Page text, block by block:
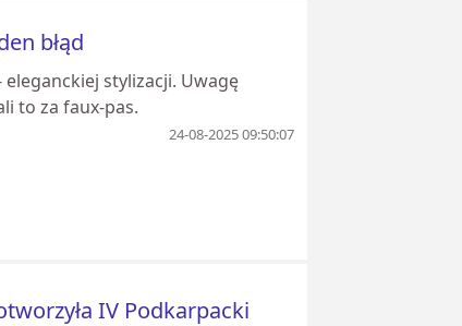
błąd
stylizacji. Uwagę
to za faux-pas.
24-08-2025 09:50:07
IV Podkarpacki